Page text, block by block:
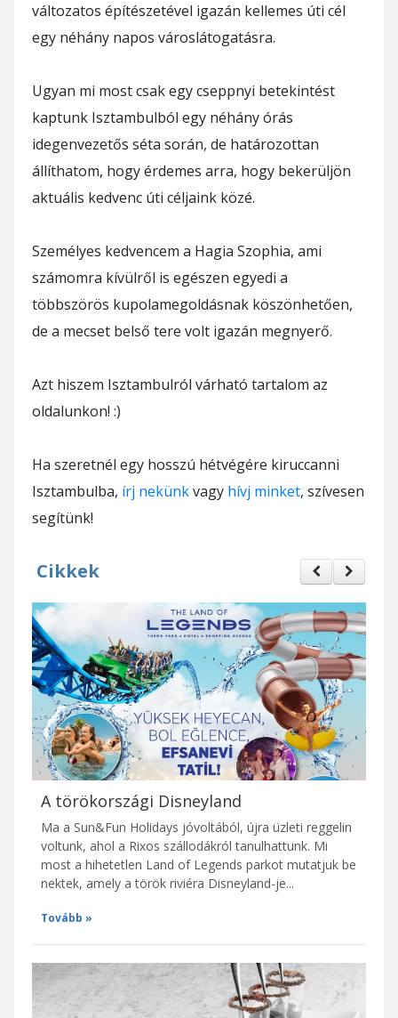
változatos építészetével igazán kellemes úti cél
egy néhány napos városlátogatásra.
Ugyan mi most csak egy cseppnyi betekintést
kaptunk Isztambulból egy néhány órás
idegenvezetős séta során, de határozottan
állíthatom, hogy érdemes arra, hogy bekerüljön
aktuális kedvenc úti céljaink közé.
Személyes kedvencem a Hagia Szophia, ami
számomra kívülről is egészen egyedi a
többszörös kupolamegoldásnak köszönhetően,
de a mecset belső tere volt igazán megnyerő.
Azt hiszem Isztambulról várható tartalom az
oldalunkon! :)
Ha szeretnél egy hosszú hétvégére kiruccanni
Isztambulba, írj nekünkvagy hívj minket, szívesen
segítünk!
Cikkek
A törökországi Disneyland
Ma a Sun&Fun Holidays jóvoltából, újra üzleti reggelin
voltunk, ahol a Rixos szállodákról tanulhattunk. Mi
most a hihetetlen Land of Legends parkot mutatjuk be
nektek, amely a török riviéra Disneyland-je...
Tovább